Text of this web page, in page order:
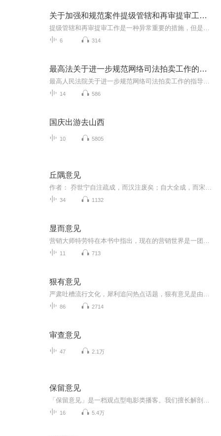
关于加强和规范案件提级管辖和再审提审工作的指导意见
6 314
最高法关于进一步规范网络司法拍卖工作的指导意见
14 586
国庆出游去山西
10 5805
丘隅意见
34 1132
显而意见
11 713
狠有意见
86 2714
审查意见
47 2.1万
保留意见
16 5.4万